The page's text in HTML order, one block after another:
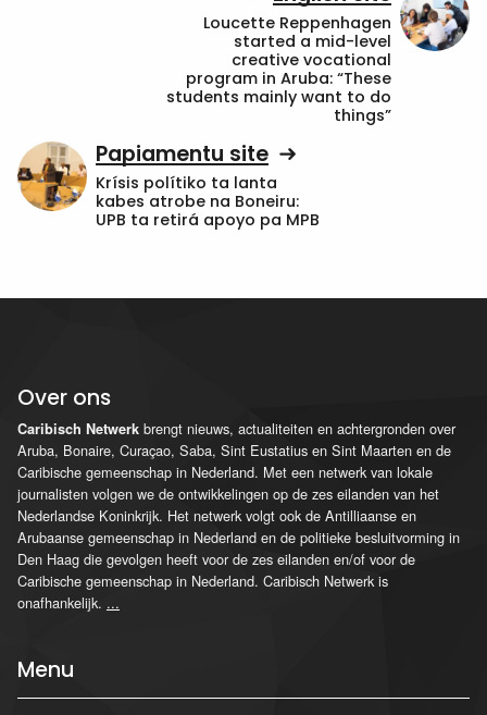
Loucette Reppenhagen
started a mid-level
creative vocational
program in Aruba: “These
students mainly want to do
things”
Papiamentu site
Krísis polítiko ta lanta
kabes atrobe na Boneiru:
UPB ta retirá apoyo pa MPB
Over ons
Caribisch Netwerk brengt nieuws, actualiteiten en achtergronden over
Aruba, Bonaire, Curaçao, Saba, Sint Eustatius en Sint Maarten en de
Caribische gemeenschap in Nederland. Met een netwerk van lokale
journalisten volgen we de ontwikkelingen op de zes eilanden van het
Nederlandse Koninkrijk. Het netwerk volgt ook de Antilliaanse en
Arubaanse gemeenschap in Nederland en de politieke besluitvorming in
Den Haag die gevolgen heeft voor de zes eilanden en/of voor de
Caribische gemeenschap in Nederland. Caribisch Netwerk is
onafhankelijk. ...
Menu